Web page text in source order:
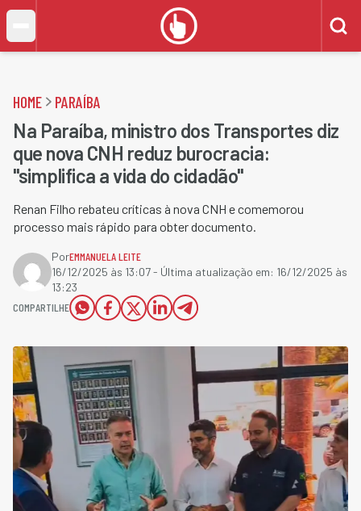
HOME PARAÍBA
Na Paraíba, ministro dos Transportes diz
que nova CNH reduz burocracia:
"simplifica a vida do cidadão"
Renan Filho rebateu críticas à nova CNH e comemorou
processo mais rápido para obter documento.
PorEMMANUELA LEITE
16/12/2025 às 13:07- Última atualização em: 16/12/2025 às
13:23
COMPARTILHE